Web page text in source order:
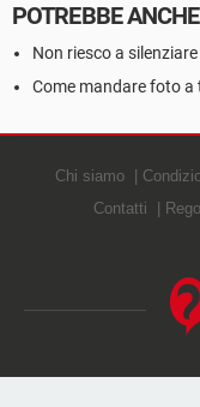
POTREBBE
Non riesco a
Come mandare foto
Chi siamo
Contatti